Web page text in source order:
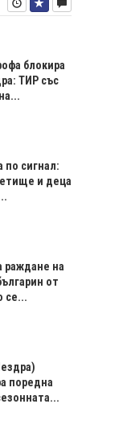
блокира
ТИР със
по сигнал:
и деца
раждане на
от
се...
поредна